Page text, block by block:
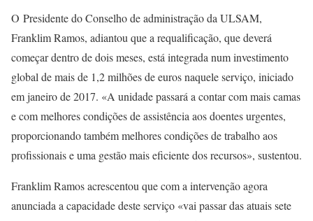
O Presidente do Conselho de administração da ULSAM,
Franklim Ramos, adiantou que a requalificação, que deverá
começar dentro de dois meses, está integrada num investimento
global de mais de 1,2 milhões de euros naquele serviço, iniciado
em janeiro de 2017. «A unidade passará a contar com mais camas
e com melhores condições de assistência aos doentes urgentes,
proporcionando também melhores condições de trabalho aos
profissionais e uma gestão mais eficiente dos recursos», sustentou.
Franklim Ramos acrescentou que com a intervenção agora
anunciada a capacidade deste serviço «vai passar das atuais sete